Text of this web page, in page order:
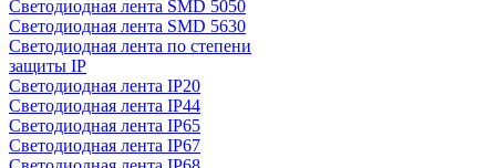
Светодиодная лента SMD 5050
Светодиодная лента SMD 5630
Светодиодная лента по степени
защиты IP
Светодиодная лента IP20
Светодиодная лента IP44
Светодиодная лента IP65
Светодиодная лента IP67